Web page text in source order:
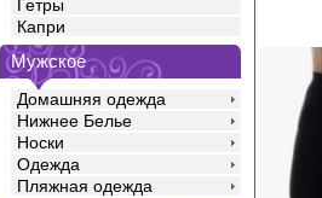
Гетры
Капри
Мужское
Домашняя одежда
Нижнее Белье
Носки
Одежда
Пляжная одежда